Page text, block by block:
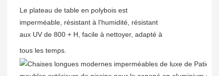
Le plateau de table en polybois est
imperméable, résistant à l'humidité, résistant
aux UV de 800 + H, facile à nettoyer, adapté à
tous les temps.